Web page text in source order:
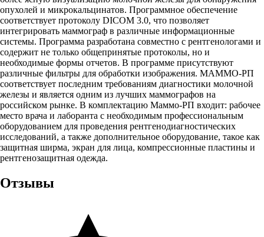
опухолей и микрокальцинатов. Программное обеспечение
соответствует протоколу DICOM 3.0, что позволяет
интегрировать маммограф в различные информационные
системы. Программа разработана совместно с рентгенологами и
содержит не только общепринятые протоколы, но и
необходимые формы отчетов. В программе присутствуют
различные фильтры для обработки изображения. МАММО-РП
соответствует последним требованиям диагностики молочной
железы и является одним из лучших маммографов на
российском рынке. В комплектацию Маммо-РП входит: рабочее
место врача и лаборанта с необходимым профессиональным
оборудованием для проведения рентгенодиагностических
исследований, а также дополнительное оборудование, такое как
защитная ширма, экран для лица, компрессионные пластины и
рентгенозащитная одежда.
Отзывы